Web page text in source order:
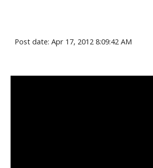
Post date: Apr 17, 2012 8:09:42 AM